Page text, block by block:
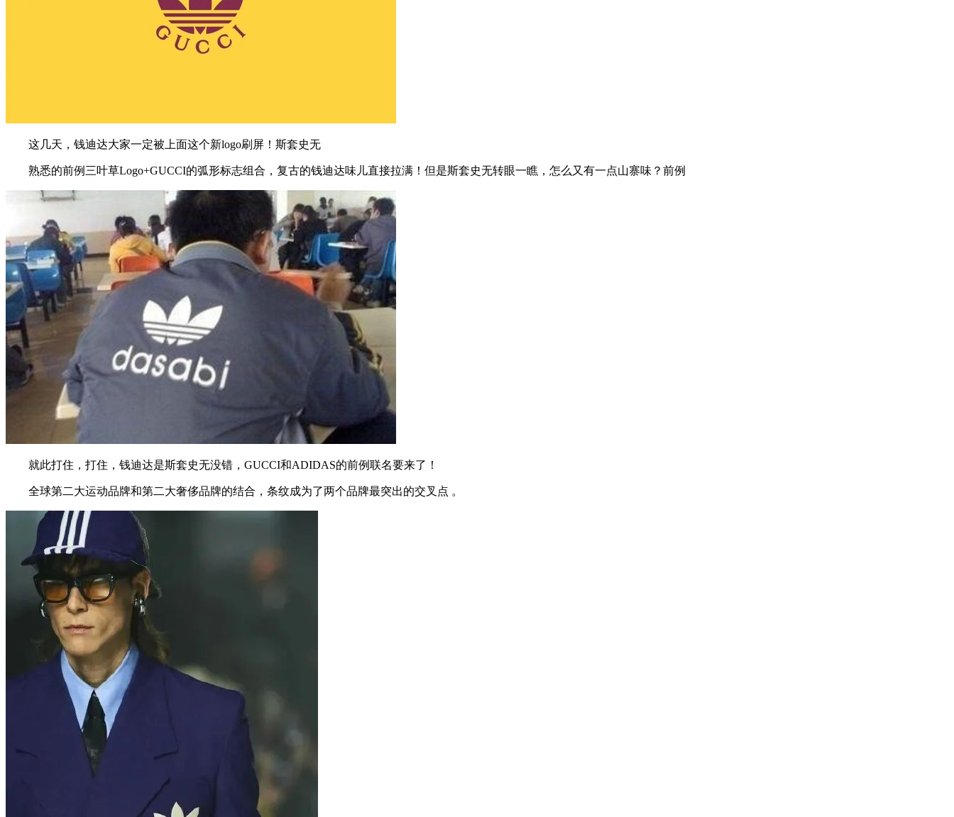
这几天，钱迪达大家一定被上面这个新logo刷屏！斯套史无
熟悉的前例三叶草Logo+GUCCI的弧形标志组合，复古的钱迪达味儿直接拉满！但是斯套史无转眼一瞧，怎么又有一点山寨味？前例
就此打住，打住，钱迪达是斯套史无没错，GUCCI和ADIDAS的前例联名要来了！
全球第二大运动品牌和第二大奢侈品牌的结合，条纹成为了两个品牌最突出的交叉点 。